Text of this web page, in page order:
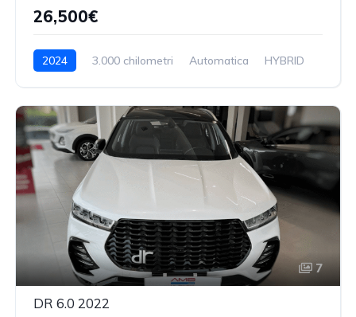
26,500€
2024 3.000 chilometri Automatica HYBRID
7
DR 6.0 2022